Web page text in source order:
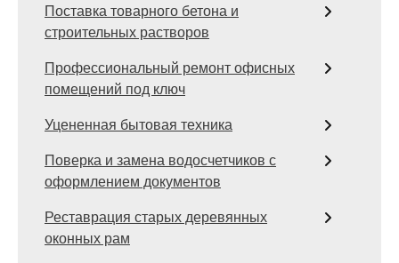
Поставка товарного бетона и
строительных растворов
Профессиональный ремонт офисных
помещений под ключ
Уцененная бытовая техника
Поверка и замена водосчетчиков с
оформлением документов
Реставрация старых деревянных
оконных рам